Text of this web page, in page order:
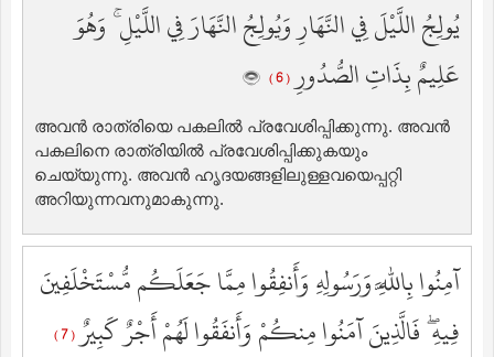
يُولِجُ اللَّيْلَ فِي النَّهَارِ وَيُولِجُ النَّهَارَ فِي اللَّيْلِ ۚ وَهُوَ
عَلِيمٌ بِذَاتِ الصُّدُورِ( 6 )
അവന്‍ രാത്രിയെ പകലില്‍ പ്രവേശിപ്പിക്കുന്നു. അവന്‍
പകലിനെ രാത്രിയില്‍ പ്രവേശിപ്പിക്കുകയും
ചെയ്യുന്നു. അവന്‍ ഹൃദയങ്ങളിലുള്ളവയെപ്പറ്റി
അറിയുന്നവനുമാകുന്നു.
آمِنُوا بِاللَّهِ وَرَسُولِهِ وَأَنفِقُوا مِمَّا جَعَلَكُم مُّسْتَخْلَفِينَ
فِيهِ ۖ فَالَّذِينَ آمَنُوا مِنكُمْ وَأَنفَقُوا لَهُمْ أَجْرٌ كَبِيرٌ( 7 )